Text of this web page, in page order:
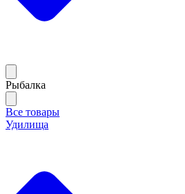
Рыбалка
Все товары
Удилища